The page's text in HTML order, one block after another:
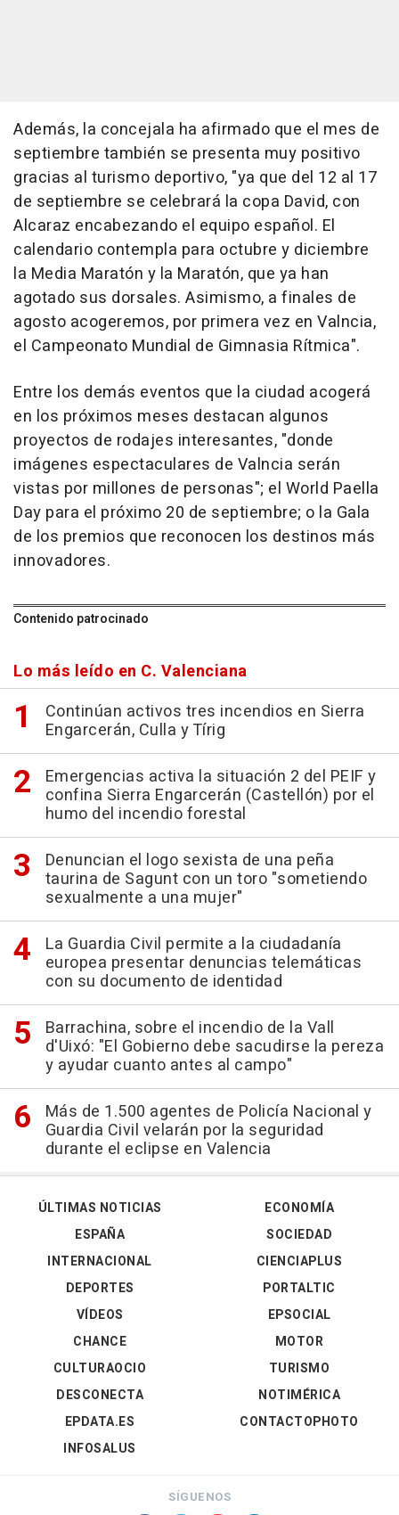
Además, la concejala ha afirmado que el mes de
septiembre también se presenta muy positivo
gracias al turismo deportivo, "ya que del 12 al 17
de septiembre se celebrará la copa David, con
Alcaraz encabezando el equipo español. El
calendario contempla para octubre y diciembre
la Media Maratón y la Maratón, que ya han
agotado sus dorsales. Asimismo, a finales de
agosto acogeremos, por primera vez en Valncia,
el Campeonato Mundial de Gimnasia Rítmica".
Entre los demás eventos que la ciudad acogerá
en los próximos meses destacan algunos
proyectos de rodajes interesantes, "donde
imágenes espectaculares de Valncia serán
vistas por millones de personas"; el World Paella
Day para el próximo 20 de septiembre; o la Gala
de los premios que reconocen los destinos más
innovadores.
Contenido patrocinado
Lo más leído en C. Valenciana
Continúan activos tres incendios en Sierra
Engarcerán, Culla y Tírig
Emergencias activa la situación 2 del PEIF y
confina Sierra Engarcerán (Castellón) por el
humo del incendio forestal
Denuncian el logo sexista de una peña
taurina de Sagunt con un toro "sometiendo
sexualmente a una mujer"
La Guardia Civil permite a la ciudadanía
europea presentar denuncias telemáticas
con su documento de identidad
Barrachina, sobre el incendio de la Vall
d'Uixó: "El Gobierno debe sacudirse la pereza
y ayudar cuanto antes al campo"
Más de 1.500 agentes de Policía Nacional y
Guardia Civil velarán por la seguridad
durante el eclipse en Valencia
ÚLTIMAS NOTICIAS
ESPAÑA
INTERNACIONAL
DEPORTES
VÍDEOS
ECONOMÍA
SOCIEDAD
CIENCIAPLUS
PORTALTIC
EPSOCIAL
CHANCE
CULTURAOCIO
DESCONECTA
EPDATA.ES
INFOSALUS
MOTOR
TURISMO
NOTIMÉRICA
CONTACTOPHOTO
SÍGUENOS